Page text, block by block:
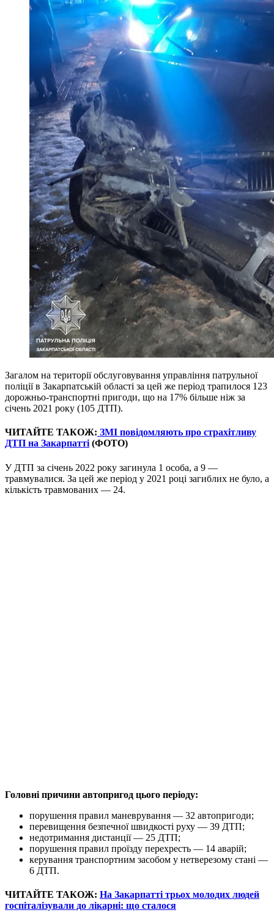
Загалом на території обслуговування управління патрульної
поліції в Закарпатській області за цей же період трапилося 123
дорожньо-транспортні пригоди, що на 17% більше ніж за
січень 2021 року (105 ДТП).
ЧИТАЙТЕ ТАКОЖ: ЗМІ повідомляють про страхітливу
ДТП на Закарпатті(ФОТО)
У ДТП за січень 2022 року загинула 1 особа, а 9 —
травмувалися. За цей же період у 2021 році загиблих не було, а
кількість травмованих — 24.
Головні причини автопригод цього періоду:
порушення правил маневрування — 32 автопригоди;
перевищення безпечної швидкості руху — 39 ДТП;
недотримання дистанції — 25 ДТП;
порушення правил проїзду перехресть — 14 аварій;
керування транспортним засобом у нетверезому стані —
6 ДТП.
ЧИТАЙТЕ ТАКОЖ: На Закарпатті трьох молодих людей
госпіталізували до лікарні: що сталося